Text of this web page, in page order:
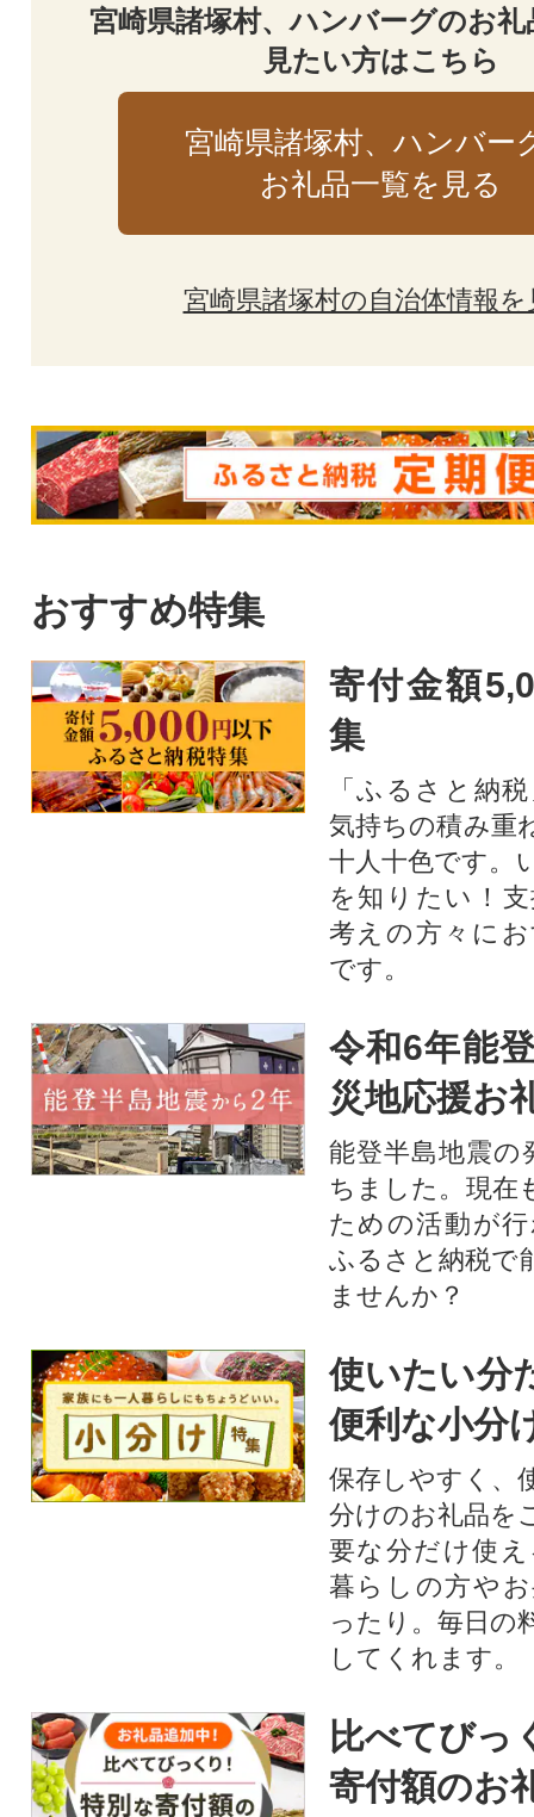
宮崎県諸塚村、ハンバーグのお
見たい方はこちら
宮崎県諸塚村、ハンバー
お礼品一覧を見る
宮崎県諸塚村の自治体情報を
おすすめ特集
寄付金額
集
「ふるさと納
気持ちの積み重
十人十色です。
を知りたい！
考えの方々に
です。
令和6年能
災地応援お
能登半島地震の
ちました。現在
ための活動が
ふるさと納税で
ませんか？
使いたい分
便利な小分
保存しやすく、
分けのお礼品を
要な分だけ使
暮らしの方や
ったり。毎日の
してくれます。
比べてびっ
寄付額のお